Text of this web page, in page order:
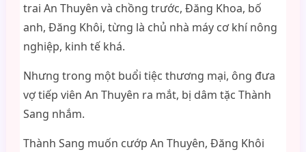
trai An Thuyên và chồng trước, Đăng Khoa, bố
anh, Đăng Khôi, từng là chủ nhà máy cơ khí nông
nghiệp, kinh tế khá.
Nhưng trong một buổi tiệc thương mại, ông đưa
vợ tiếp viên An Thuyên ra mắt, bị dâm tặc Thành
Sang nhắm.
Thành Sang muốn cướp An Thuyên, Đăng Khôi